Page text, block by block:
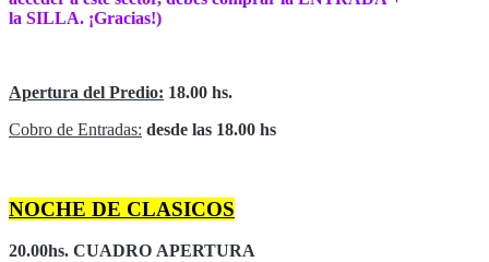
la SILLA. ¡Gracias!)
Apertura del Predio: 18.00 hs.
Cobro de Entradas: desde las 18.00 hs
NOCHE DE CLASICOS
20.00hs. CUADRO APERTURA